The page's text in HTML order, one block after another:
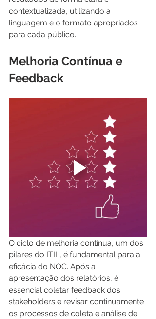
contextualizada, utilizando a
linguagem e o formato apropriados
para cada público.
Melhoria Contínua e
Feedback
O ciclo de melhoria contínua, um dos
pilares do ITIL, é fundamental para a
eficácia do NOC. Após a
apresentação dos relatórios, é
essencial coletar feedback dos
stakeholders e revisar continuamente
os processos de coleta e análise de